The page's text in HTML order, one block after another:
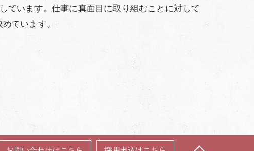
ています。仕事に真面目に取り組むことに対して
ています。